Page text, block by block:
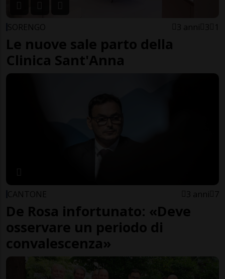
SORENGO 3 anni 3 1
Le nuove sale parto della
Clinica Sant'Anna
CANTONE 3 anni 7
De Rosa infortunato: «Deve
osservare un periodo di
convalescenza»